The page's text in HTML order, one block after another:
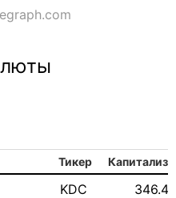
Тикер
KDC